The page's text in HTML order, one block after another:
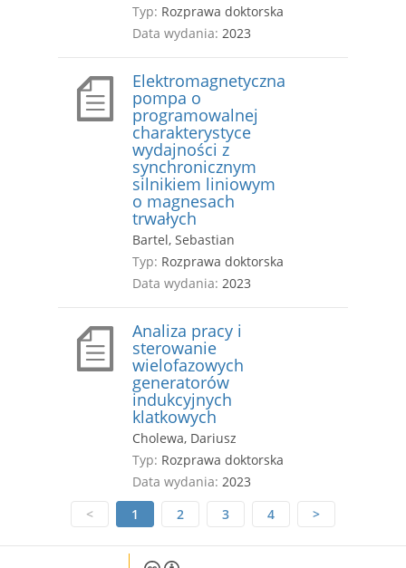
Typ: Rozprawa doktorska
Data wydania: 2023
Elektromagnetyczna
pompa o
programowalnej
charakterystyce
wydajności z
synchronicznym
silnikiem liniowym
o magnesach
trwałych
Bartel, Sebastian
Typ: Rozprawa doktorska
Data wydania: 2023
Analiza pracy i
sterowanie
wielofazowych
generatorów
indukcyjnych
klatkowych
Cholewa, Dariusz
Typ: Rozprawa doktorska
Data wydania: 2023
<
1 2 3 4 >